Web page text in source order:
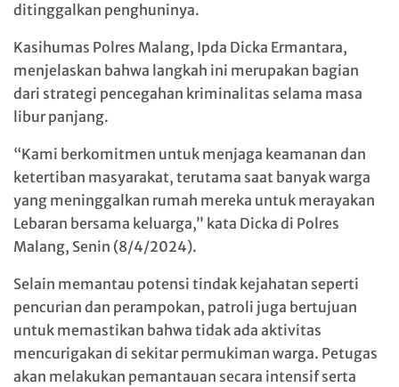
ditinggalkan penghuninya.
Kasihumas Polres Malang, Ipda Dicka Ermantara,
menjelaskan bahwa langkah ini merupakan bagian
dari strategi pencegahan kriminalitas selama masa
libur panjang.
“Kami berkomitmen untuk menjaga keamanan dan
ketertiban masyarakat, terutama saat banyak warga
yang meninggalkan rumah mereka untuk merayakan
Lebaran bersama keluarga,” kata Dicka di Polres
Malang, Senin (8/4/2024).
Selain memantau potensi tindak kejahatan seperti
pencurian dan perampokan, patroli juga bertujuan
untuk memastikan bahwa tidak ada aktivitas
mencurigakan di sekitar permukiman warga. Petugas
akan melakukan pemantauan secara intensif serta